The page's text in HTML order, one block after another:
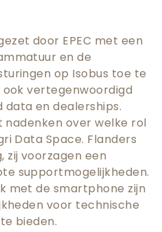
door EPEC met een
en de
op Isobus toe te
ook vertegenwoordigd
en dealerships.
over welke rol
Data Space. Flanders
zij voorzagen een
supportmogelijkheden.
met de smartphone zijn
voor technische
bieden.